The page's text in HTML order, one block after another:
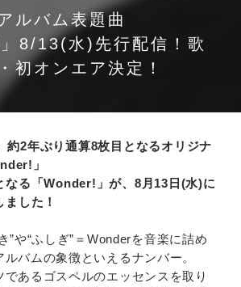
ルバム表題曲
8/13(水)先行配信！歌
初オンエア決定！
約2年ぶり通算8枚目となるオリジナ
」
なる「Wonder!」が、8月13日(水)に
した！
”や“ふしぎ”＝Wonderを音楽に詰め
バムの象徴といえるナンバー。
あるゴスペルのエッセンスを取り